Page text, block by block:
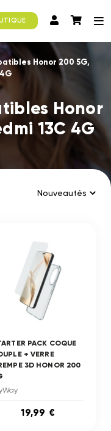
Honor 200 5G,
Honor
13C 4G
PACK COQUE
+ VERRE
3D HONOR 200
19,99 €